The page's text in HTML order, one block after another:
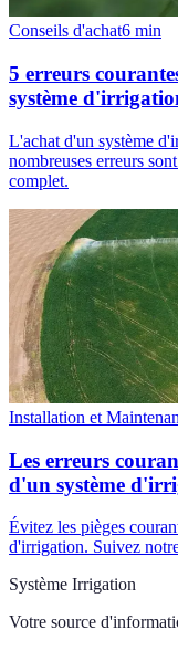
Conseils d'achat6 min
5 erreurs
système
L'achat d'un système
nombreuses erreurs
complet.
Installation et
Les erreurs
d'un système
Évitez les pièges
d'irrigation. Suivez
Système Irrigation
Votre source